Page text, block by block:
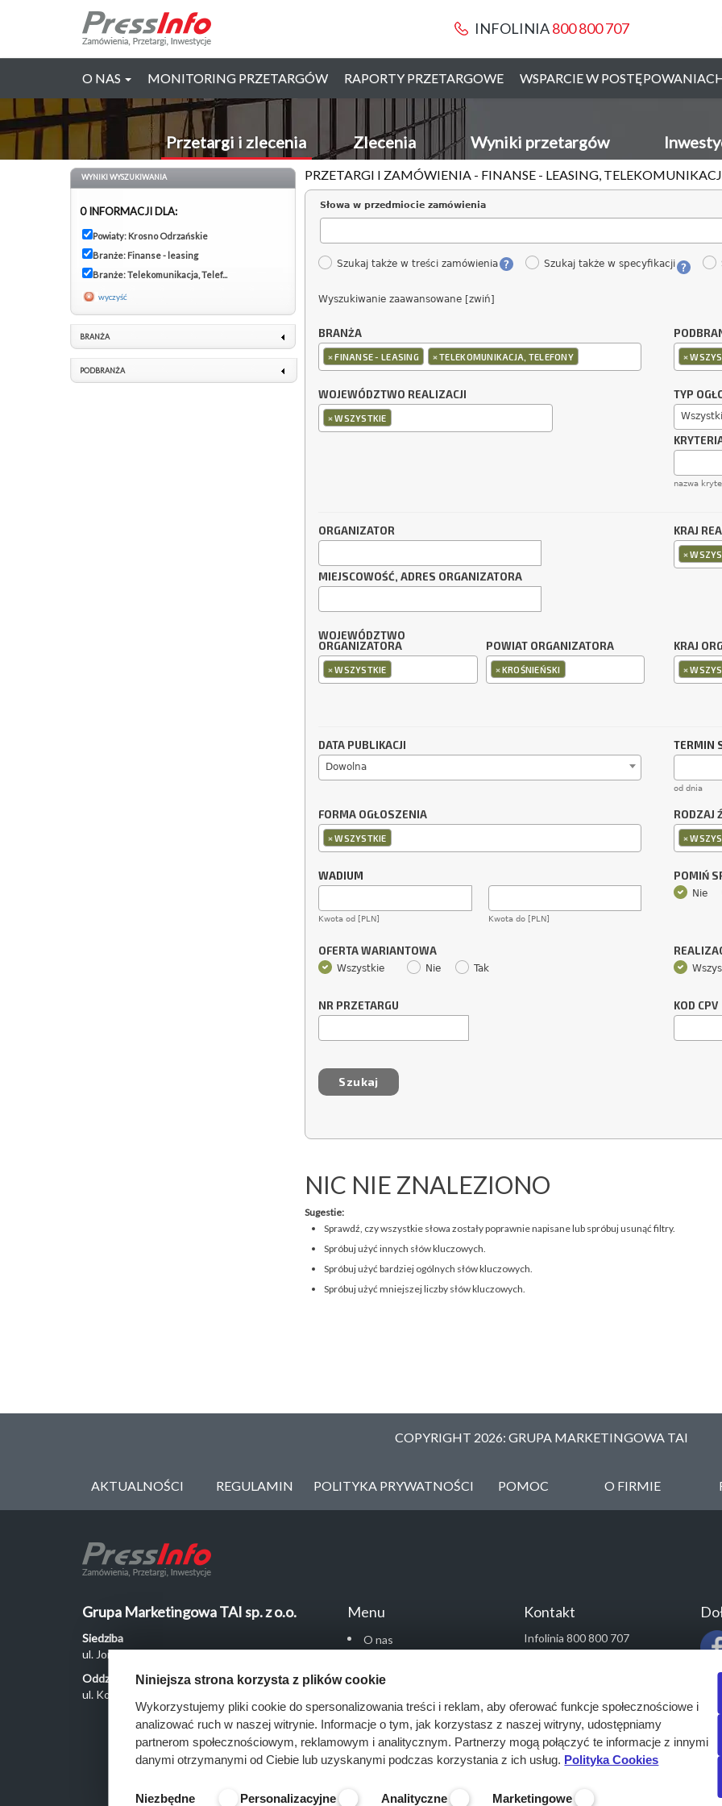
INFOLINIA800 800 707
O NAS MONITORING PRZETARGÓW RAPORTY PRZETARGOWE WSPARCIE W
Przetargi i zlecenia Zlecenia Wyniki przetargów
PRZETARGI I ZAMÓWIENIA - FINANSE - LEASING,
Słowa w przedmiocie zamówienia
Szukaj także w treści zamówienia Szukaj także w specyfikacji
Wyszukiwanie zaawansowane [zwiń]
BRANŻA
×FINANSE - LEASING ×TELEKOMUNIKACJA, TELEFONY ×
WOJEWÓDZTWO REALIZACJI
×WSZYSTKIE
TYP
nazwa
ORGANIZATOR
MIEJSCOWOŚĆ, ADRES ORGANIZATORA
KRAJ
×
WOJEWÓDZTWO
ORGANIZATORA
×WSZYSTKIE
POWIAT ORGANIZATORA
×KROŚNIEŃSKI
KRAJ
×
DATA PUBLIKACJI
Dowolna
TERMIN
od dnia
FORMA OGŁOSZENIA
×WSZYSTKIE
RODZAJ
×
WADIUM
Kwota od [PLN] Kwota do [PLN]
POMIŃ
Nie
OFERTA WARIANTOWA
Wszystkie Nie Tak
NR PRZETARGU KOD CPV
NIC NIE ZNALEZIONO
Sugestie:
Sprawdź, czy wszystkie słowa zostały poprawnie napisane lub spróbuj usunąć filtry.
Spróbuj użyć innych słów kluczowych.
Spróbuj użyć bardziej ogólnych słów kluczowych.
Spróbuj użyć mniejszej liczby słów kluczowych.
WYNIKI WYSZUKIWANIA
0 INFORMACJI DLA:
Powiaty: Krosno Odrzańskie
Branże: Finanse - leasing
Branże: Telekomunikacja, Telef...
wyczyść
BRANŻA
PODBRANŻA
COPYRIGHT 2026: GRUPA MARKETINGOWA TAI
AKTUALNOŚCI REGULAMIN POLITYKA PRYWATNOŚCI POMOC O FIRMIE
Grupa Marketingowa TAI sp. z o.o.
Siedziba
ul. Jordanowska 12, 04-204 Warszawa
Oddział Poznań
ul. Kochanowskiego 18/6, 60-846 Poznań
Menu
O nas
Monitoring przetargów
Raporty przetargowe
Ustawienia cookies
Kontakt
Kontakt
Infolinia 800 800 707
kontakt@pressinfo.pl
Niniejsza strona korzysta z plików cookie
Wykorzystujemy pliki cookie do spersonalizowania treści i reklam, aby oferować funkcje społecznościowe i
analizować ruch w naszej witrynie. Informacje o tym, jak korzystasz z naszej witryny, udostępniamy
partnerom społecznościowym, reklamowym i analitycznym. Partnerzy mogą połączyć te informacje z innymi
danymi otrzymanymi od Ciebie lub uzyskanymi podczas korzystania z ich usług. Polityka Cookies
Niezbędne Personalizacyjne Analityczne Marketingowe